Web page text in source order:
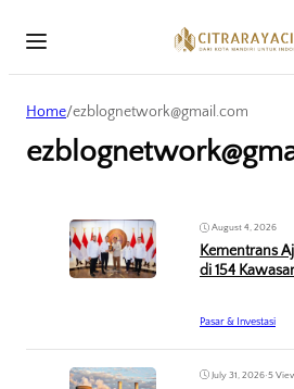
Home/ezblognetwork@gmail.com
August 4, 2026
Kementrans
di 154
Pasar & Investasi
July 31, 2026•5